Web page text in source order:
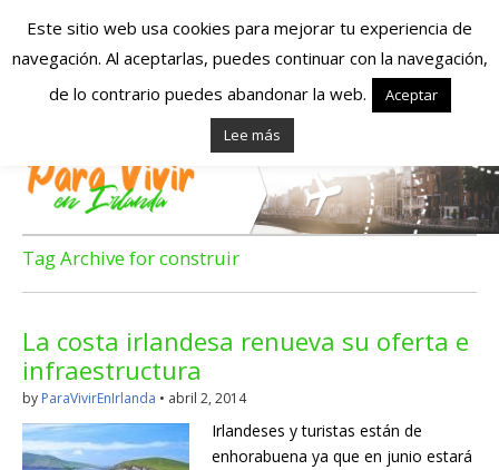
Españoles en
Irlanda – Vivir en
Irlanda – Trabajo
en Irlanda –
Alojamiento en
Irlanda
Blog dedicado a los que viven, estudian y trabajan en
Irlanda!
Tag Archive for construir
La costa irlandesa renueva su oferta e
infraestructura
by ParaVivirEnIrlanda • abril 2, 2014
Irlandeses y turistas están de
enhorabuena ya que en junio estará
Este sitio web usa cookies para mejorar tu experiencia de
navegación. Al aceptarlas, puedes continuar con la navegación,
de lo contrario puedes abandonar la web.
Aceptar
Lee más